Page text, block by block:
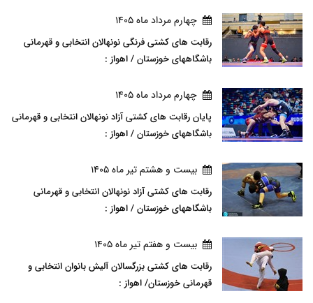
چهارم مرداد ماه 1405
رقابت های کشتی فرنگی نونهالان انتخابی و قهرمانی
باشگاههای خوزستان / اهواز :
چهارم مرداد ماه 1405
پایان رقابت های کشتی آزاد نونهالان انتخابی و قهرمانی
باشگاههای خوزستان / اهواز :
بيست و هشتم تير ماه 1405
رقابت های کشتی آزاد نونهالان انتخابی و قهرمانی
باشگاههای خوزستان / اهواز :
بيست و هفتم تير ماه 1405
رقابت های کشتی بزرگسالان آلیش بانوان انتخابی و
قهرمانی خوزستان/ اهواز :